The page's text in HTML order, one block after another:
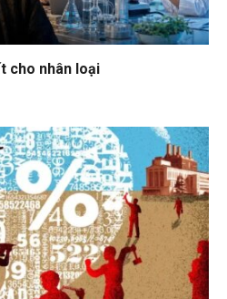
cho nhân loại